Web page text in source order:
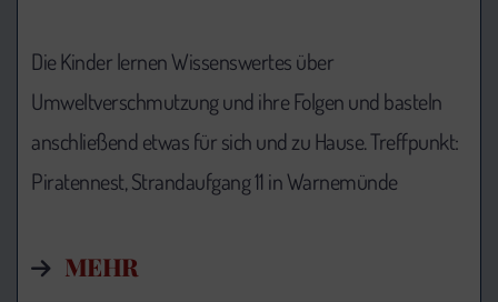
Die Kinder lernen Wissenswertes über
Umweltverschmutzung und ihre Folgen und basteln
anschließend etwas für sich und zu Hause. Treffpunkt:
Piratennest, Strandaufgang 11 in Warnemünde
MEHR